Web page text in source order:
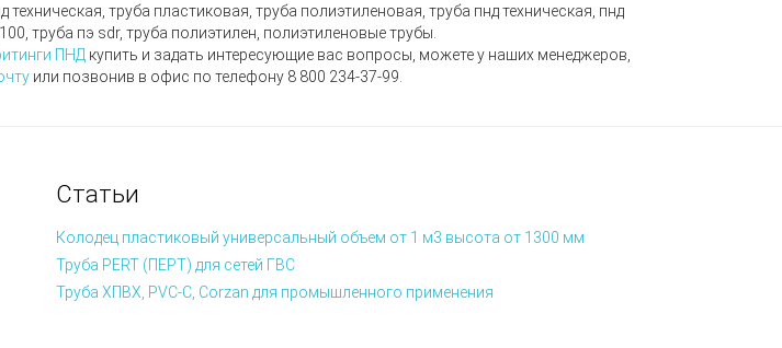
техническая, труба пластиковая, труба полиэтиленовая, труба пнд техническая, пнд
труба пэ sdr, труба полиэтилен, полиэтиленовые трубы.
ПНД купить и задать интересующие вас вопросы, можете у наших менеджеров,
или позвонив в офис по телефону 8 800 234-37-99.
Статьи
Колодец пластиковый универсальный объем от 1 м3 высота от 1300 мм
Труба PERT (ПЕРТ) для сетей ГВС
Труба ХПВХ, PVC-C, Corzan для промышленного применения